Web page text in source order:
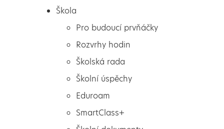
Škola
Pro budoucí prvňáčky
Rozvrhy hodin
Školská rada
Školní úspěchy
Eduroam
SmartClass+